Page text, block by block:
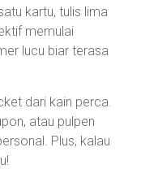
kartu, tulis lima
memulai
lucu biar terasa
dari kain perca.
atau pulpen
Plus, kalau